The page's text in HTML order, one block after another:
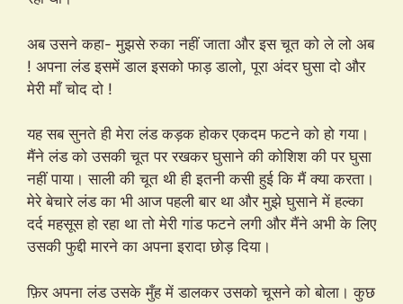
अब उसने कहा- मुझसे रुका नहीं जाता और इस चूत को ले लो अब
! अपना लंड इसमें डाल इसको फाड़ डालो, पूरा अंदर घुसा दो और
मेरी माँ चोद दो !
यह सब सुनते ही मेरा लंड कड़क होकर एकदम फटने को हो गया।
मैंने लंड को उसकी चूत पर रखकर घुसाने की कोशिश की पर घुसा
नहीं पाया। साली की चूत थी ही इतनी कसी हुई कि मैं क्या करता।
मेरे बेचारे लंड का भी आज पहली बार था और मुझे घुसाने में हल्का
दर्द महसूस हो रहा था तो मेरी गांड फटने लगी और मैंने अभी के लिए
उसकी फुद्दी मारने का अपना इरादा छोड़ दिया।
फ़िर अपना लंड उसके मुँह में डालकर उसको चूसने को बोला। कुछ